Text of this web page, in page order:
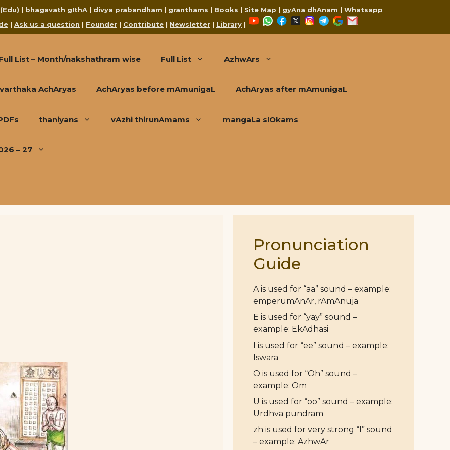
| bhagavath gIthA | divya prabandham | granthams | Books | Site Map | gyAna dhAnam | Whatsapp
| Ask us a question | Founder | Contribute | Newsletter | Library |
YouTubeWhatsApp
Facebook
X Instagram
Telegram
Google
List – Month/nakshathram wise Full List AzhwArs
AchAryas AchAryas before mAmunigaL AchAryas after mAmunigaL
thaniyans vAzhi thirunAmams mangaLa slOkams
– 27
Pronunciation
Guide
A is used for “aa” sound – example:
emperumAnAr, rAmAnuja
E is used for “yay” sound –
example: EkAdhasi
I is used for “ee” sound – example:
Iswara
O is used for “Oh” sound –
example: Om
U is used for “oo” sound – example:
Urdhva pundram
zh is used for very strong “l” sound
– example: AzhwAr